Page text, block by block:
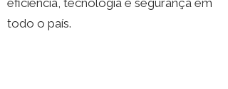
eficiência, tecnologia e segurança em
todo o país.